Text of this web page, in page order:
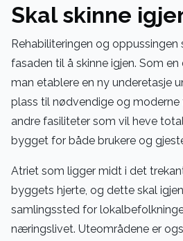
Skal skinne
Rehabiliteringen og
fasaden til å skinne igjen. Som
man etablere en ny underetasje
plass til nødvendige og moderne
andre fasiliteter som vil heve
bygget for både brukere og
Atriet som ligger midt i det
byggets hjerte, og dette skal
samlingssted for
næringslivet. Uteområdene er